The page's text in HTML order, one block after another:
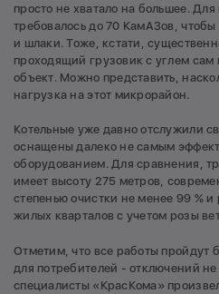
просто не хватало на большее.
требовалось до 70 КамАЗов, чтобы
и шлаки. Тоже, кстати,
проходящий грузовик с углем сам
объект. Можно представить,
нагрузка на этот микрорайон.
Котельные уже давно отслужили
оснащены далеко не самым
оборудованием. Для сравнения,
имеет высоту 275 метров,
степенью очистки не менее 99 % и
жилых кварталов с учетом розы
Отметим, что все работы пройдут
для потребителей - отключений
специалисты «КрасКома»